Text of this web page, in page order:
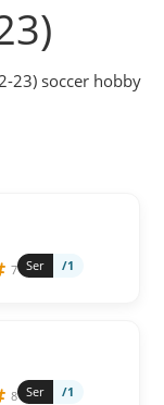
23) soccer hobby
7 Ser /1
8 Ser /1